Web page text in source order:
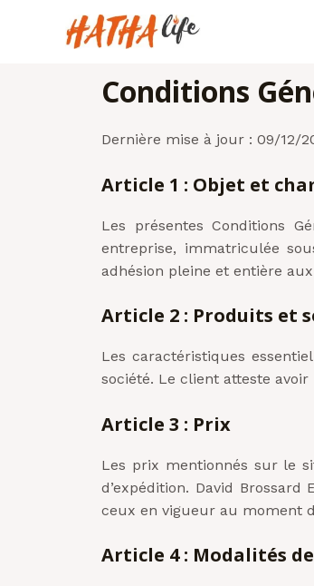
Conditions
Dernière mise à jour : 09/12/
Article 1 : Objet et
Les présentes Conditions
entreprise, immatriculée
adhésion pleine et entière aux
Article 2 : Produits et
Les caractéristiques
société. Le client atteste
Article 3 : Prix
Les prix mentionnés sur le
d’expédition. David
ceux en vigueur au moment
Article 4 : Modalités